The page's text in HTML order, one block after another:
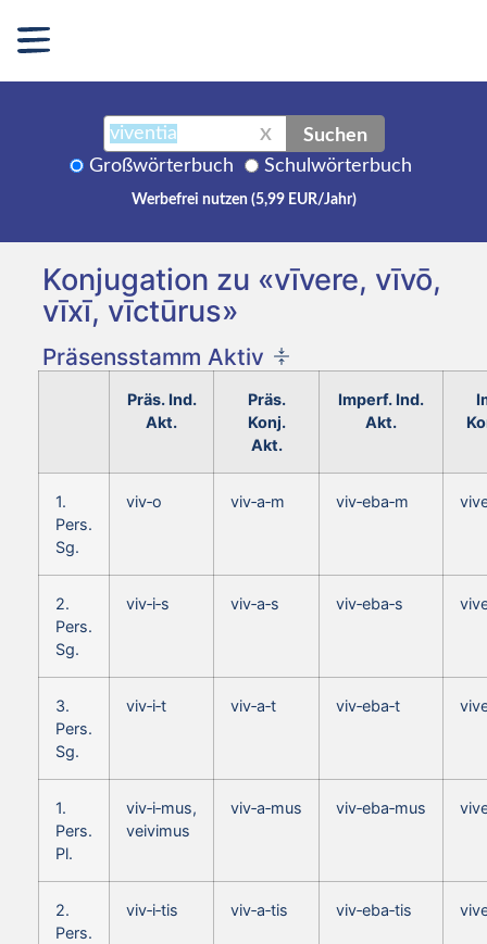
X Suchen
Großwörterbuch Schulwörterbuch
Werbefrei nutzen (5,99 EUR/Jahr)
Konjugation zu «vīvere, vīvō,
vīxī, vīctūrus»
Präsensstamm Aktiv
Präs. Ind.
Akt.
Präs.
Konj.
Akt.
Imperf. Ind.
Akt.
1.
Pers.
Sg.
viv‑o viv‑a‑m viv‑eba‑m
2.
Pers.
Sg.
viv‑i‑s viv‑a‑s viv‑eba‑s
3.
Pers.
Sg.
viv‑i‑t viv‑a‑t viv‑eba‑t
1.
Pers.
Pl.
viv‑i‑mus,
veivimus
viv‑a‑mus viv‑eba‑mus
2.
Pers.
viv‑i‑tis viv‑a‑tis viv‑eba‑tis